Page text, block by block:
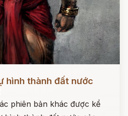
hình thành đất nước
phiên bản khác được kể